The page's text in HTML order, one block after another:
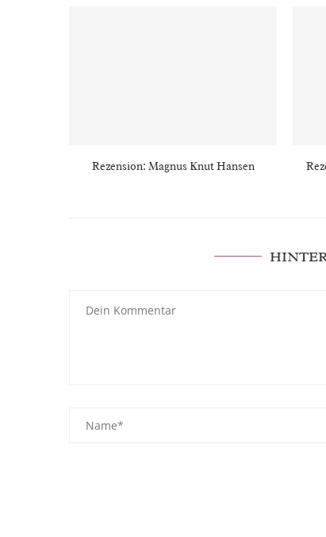
Rezension: Magnus Knut Hansen